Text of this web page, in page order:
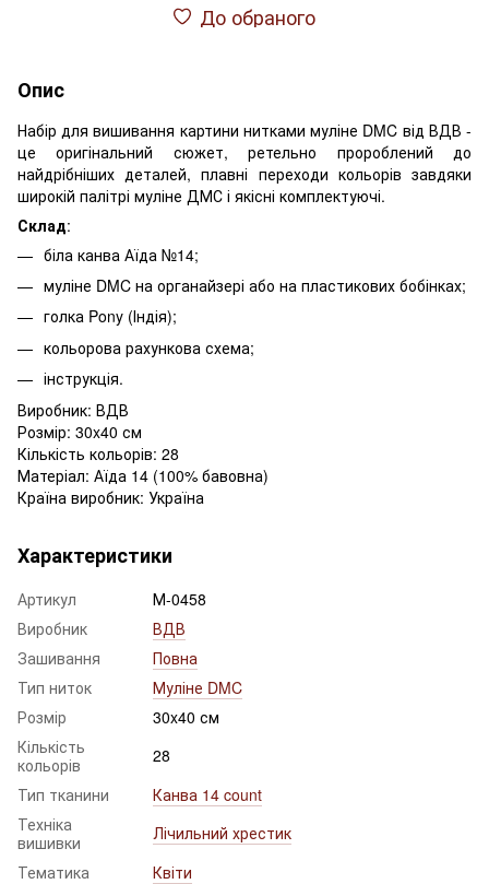
До обраного
Опис
Набір для вишивання картини нитками муліне DMC від ВДВ -
це оригінальний сюжет, ретельно пророблений до
найдрібніших деталей, плавні переходи кольорів завдяки
широкій палітрі муліне ДМС і якісні комплектуючі.
Склад:
біла канва Аїда №14;
муліне DMC на органайзері або на пластикових бобінках;
голка Pony (Індія);
кольорова рахункова схема;
інструкція.
Виробник: ВДВ
Розмір: 30x40 см
Кількість кольорів: 28
Матеріал: Аїда 14 (100% бавовна)
Країна виробник: Україна
Характеристики
Артикул
М-0458
Виробник
ВДВ
Зашивання
Повна
Тип ниток
Муліне DMC
Розмір
30x40 см
Кількість
кольорів
28
Тип тканини
Канва 14 count
Техніка
вишивки
Лічильний хрестик
Тематика
Квіти